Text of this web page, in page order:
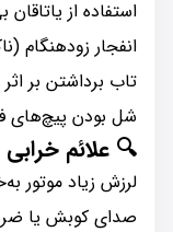
استفاده از
انفجار زودهنگام
تاب برداشتن بر
شل بودن پیچ‌های
🔍 علائم
لرزش زیاد موتور
صدای کوبش یا